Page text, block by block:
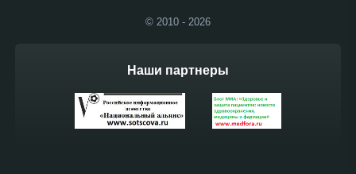
© 2010 - 2026
Наши партнеры